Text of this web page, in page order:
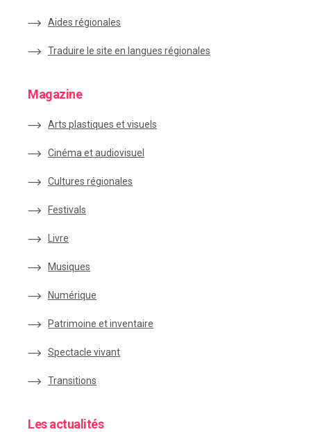
Aides régionales
Traduire le site en langues régionales
Magazine
Arts plastiques et visuels
Cinéma et audiovisuel
Cultures régionales
Festivals
Livre
Musiques
Numérique
Patrimoine et inventaire
Spectacle vivant
Transitions
Les actualités